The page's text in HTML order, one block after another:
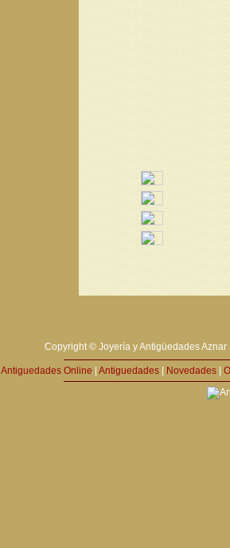
Copyright © Joyería y Antigüedades
Antiguedades Online Antiguedades Novedades